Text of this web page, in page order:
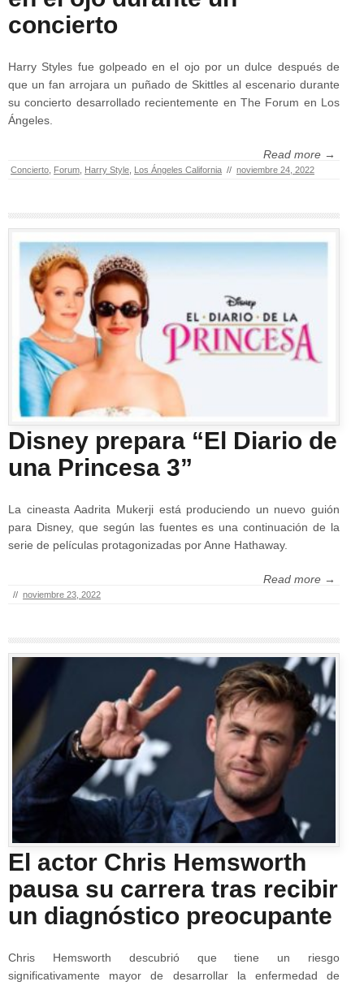
concierto
Harry Styles fue golpeado en el ojo por un dulce después de
que un fan arrojara un puñado de Skittles al escenario durante
su concierto desarrollado recientemente en The Forum en Los
Ángeles.
Read more →
Concierto, Forum, Harry Style, Los Ángeles California // noviembre 24, 2022
Disney prepara “El Diario de
una Princesa 3”
La cineasta Aadrita Mukerji está produciendo un nuevo guión
para Disney, que según las fuentes es una continuación de la
serie de películas protagonizadas por Anne Hathaway.
Read more →
// noviembre 23, 2022
El actor Chris Hemsworth
pausa su carrera tras recibir
un diagnóstico preocupante
Chris Hemsworth descubrió que tiene un riesgo
significativamente mayor de desarrollar la enfermedad de